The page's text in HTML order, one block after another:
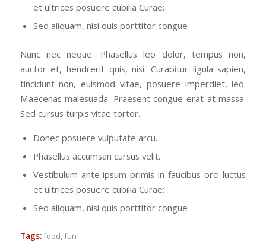
et ultrices posuere cubilia Curae;
Sed aliquam, nisi quis porttitor congue
Nunc nec neque. Phasellus leo dolor, tempus non,
auctor et, hendrerit quis, nisi. Curabitur ligula sapien,
tincidunt non, euismod vitae, posuere imperdiet, leo.
Maecenas malesuada. Praesent congue erat at massa.
Sed cursus turpis vitae tortor.
Donec posuere vulputate arcu.
Phasellus accumsan cursus velit.
Vestibulum ante ipsum primis in faucibus orci luctus
et ultrices posuere cubilia Curae;
Sed aliquam, nisi quis porttitor congue
Tags:food fun